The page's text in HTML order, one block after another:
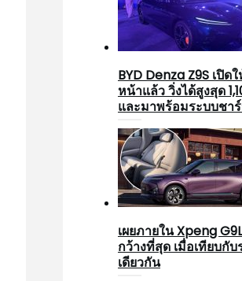
BYD Denza Z9S เปิด
หน้าแล้ว วิ่งได้สูงสุด
และมาพร้อมระบบชาร์
เผยภายใน Xpeng
กว้างที่สุด เมื่อเทียบกั
เดียวกัน